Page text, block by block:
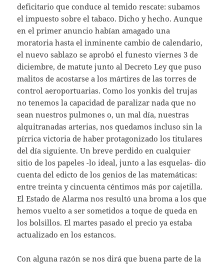
deficitario que conduce al temido rescate: subamos
el impuesto sobre el tabaco. Dicho y hecho. Aunque
en el primer anuncio habían amagado una
moratoria hasta el inminente cambio de calendario,
el nuevo sablazo se aprobó el funesto viernes 3 de
diciembre, de matute junto al Decreto Ley que puso
malitos de acostarse a los mártires de las torres de
control aeroportuarias. Como los yonkis del trujas
no tenemos la capacidad de paralizar nada que no
sean nuestros pulmones o, un mal día, nuestras
alquitranadas arterias, nos quedamos incluso sin la
pírrica victoria de haber protagonizado los titulares
del día siguiente. Un breve perdido en cualquier
sitio de los papeles -lo ideal, junto a las esquelas- dio
cuenta del edicto de los genios de las matemáticas:
entre treinta y cincuenta céntimos más por cajetilla.
El Estado de Alarma nos resultó una broma a los que
hemos vuelto a ser sometidos a toque de queda en
los bolsillos. El martes pasado el precio ya estaba
actualizado en los estancos.
Con alguna razón se nos dirá que buena parte de la